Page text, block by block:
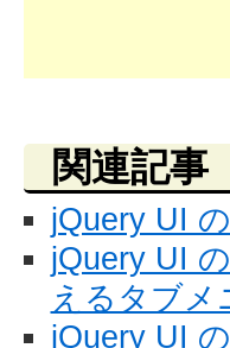
関連記事
jQuery UI
jQuery UI
えるタブメ
jQuery UI